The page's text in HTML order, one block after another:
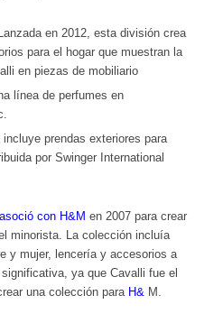
en 2012, esta división crea
para el hogar que muestran la
en piezas de mobiliario
línea de perfumes en
prendas exteriores para
por Swinger International
con H&M en 2007 para crear
minorista. La colección incluía
y mujer, lencería y accesorios a
ya que Cavalli fue el
una colección para H&M.